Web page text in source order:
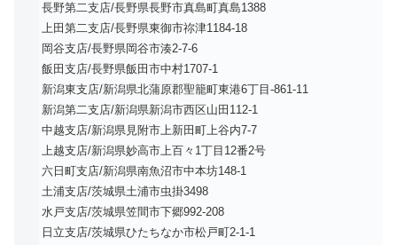
長野第二支店/長野県長野市真島町真島1388
上田第二支店/長野県東御市祢津1184-18
岡谷支店/長野県岡谷市湊2-7-6
飯田支店/長野県飯田市中村1707-1
新潟東支店/新潟県北蒲原郡聖籠町東港6丁目-861-11
新潟第二支店/新潟県新潟市西区山田112-1
中越支店/新潟県見附市上新田町上谷内7-7
上越支店/新潟県妙高市上百々1丁目12番2号
六日町支店/新潟県南魚沼市中本坊148-1
土浦支店/茨城県土浦市虫掛3498
水戸支店/茨城県笠間市下郷992-208
日立支店/茨城県ひたちなか市松戸町2-1-1